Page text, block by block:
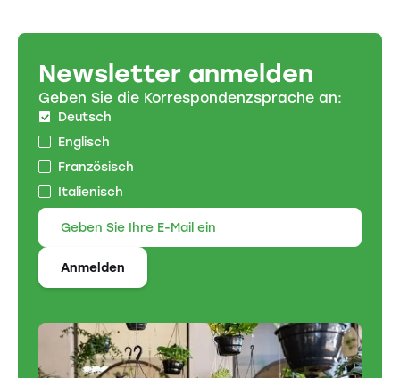
Newsletter anmelden
Geben Sie die Korrespondenzsprache an:
Deutsch
Englisch
Französisch
Italienisch